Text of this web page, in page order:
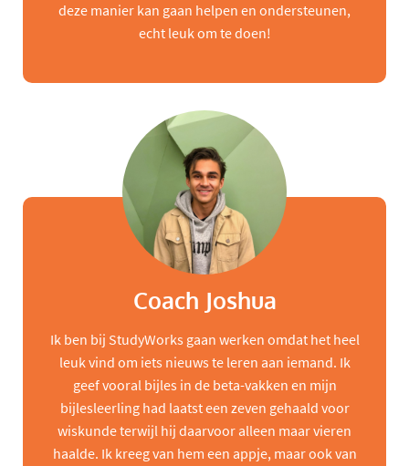
deze manier kan gaan helpen en ondersteunen,
echt leuk om te doen!
Coach Joshua
Ik ben bij StudyWorks gaan werken omdat het heel
leuk vind om iets nieuws te leren aan iemand. Ik
geef vooral bijles in de beta-vakken en mijn
bijlesleerling had laatst een zeven gehaald voor
wiskunde terwijl hij daarvoor alleen maar vieren
haalde. Ik kreeg van hem een appje, maar ook van